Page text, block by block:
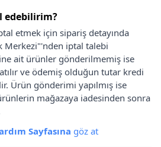
edebilirim?
etmek için sipariş detayında
Merkezi"'nden iptal talebi
ait ürünler gönderilmemiş ise
ve ödemiş olduğun tutar kredi
Ürün gönderimi yapılmış ise
mağazaya iadesinden sonra
Sayfasına göz at